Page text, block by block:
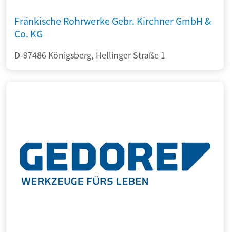
Fränkische Rohrwerke Gebr. Kirchner GmbH &
Co. KG
D-97486 Königsberg, Hellinger Straße 1